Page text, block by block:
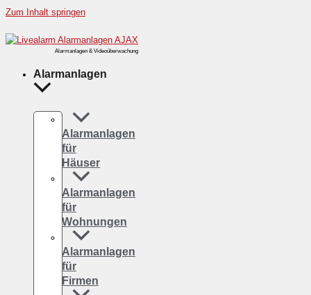
Zum Inhalt springen
Alarmanlagen & Videoüberwachung
Alarmanlagen
Alarmanlagen
für
Häuser
Alarmanlagen
für
Wohnungen
Alarmanlagen
für
Firmen